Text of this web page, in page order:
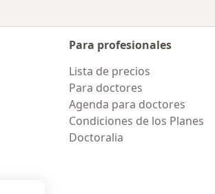
Para profesionales
Lista de precios
Para doctores
Agenda para doctores
Condiciones de los Planes
Doctoralia